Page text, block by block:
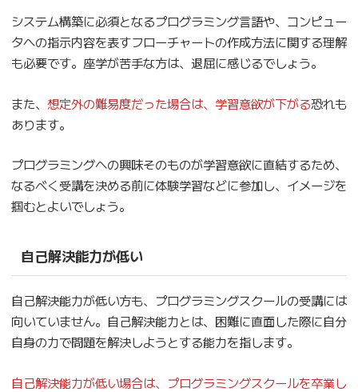
システム構築に必須となるプログラミング言語や、コンピュー
タへの指示内容を表すフローチャートの作成方法に関する理解
も必要です。座学が苦手な方は、退屈に感じるでしょう。
また、 想定外の難易度だった場合は、学習意欲が下がる恐れも
あります。
プログラミングへの興味そのものが学習意欲に直結するため、
なるべく受講を決める前に体験学習などに参加し、イメージを
掴むとよいでしょう。
自己解決能力が低い
自己解決能力が低い方も、プログラミングスクールの受講には
向いていません。自己解決能力とは、困難に直面した際に自分
自身の力で問題を解決しようとする能力を指します。
自己解決能力が低い場合は、プログラミングスクールを卒業し